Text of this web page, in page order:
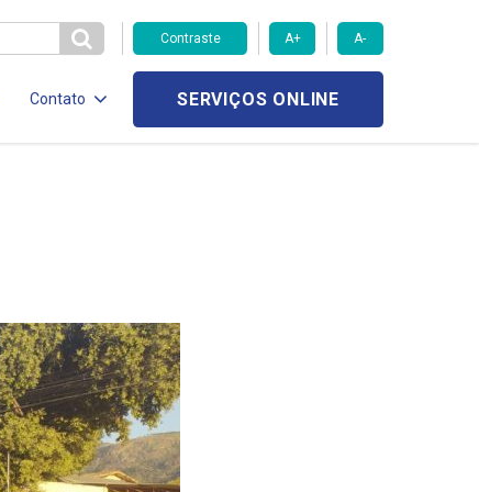
Contraste A+ A-
Contato SERVIÇOS ONLINE